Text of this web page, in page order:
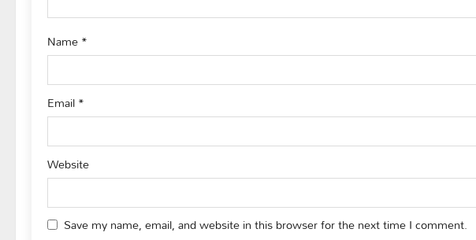
o
n
Name*
Email*
Website
Save my name, email, and website in this browser for the next time I comment.